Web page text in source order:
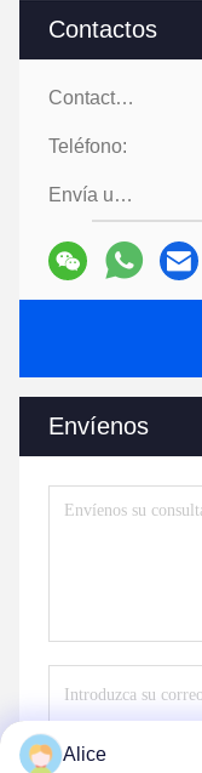
Contactos
Contactos:
Teléfono:
Envía un fax.:
Envíenos
Alice